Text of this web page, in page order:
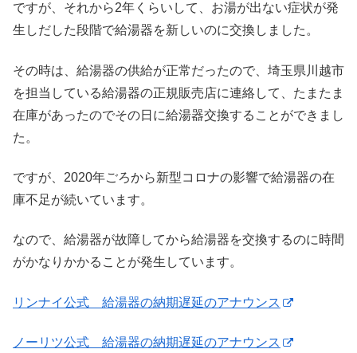
ですが、それから2年くらいして、お湯が出ない症状が発
生しだした段階で給湯器を新しいのに交換しました。
その時は、給湯器の供給が正常だったので、埼玉県川越市
を担当している給湯器の正規販売店に連絡して、たまたま
在庫があったのでその日に給湯器交換することができまし
た。
ですが、2020年ごろから新型コロナの影響で給湯器の在
庫不足が続いています。
なので、給湯器が故障してから給湯器を交換するのに時間
がかなりかかることが発生しています。
リンナイ公式 給湯器の納期遅延のアナウンス
ノーリツ公式 給湯器の納期遅延のアナウンス